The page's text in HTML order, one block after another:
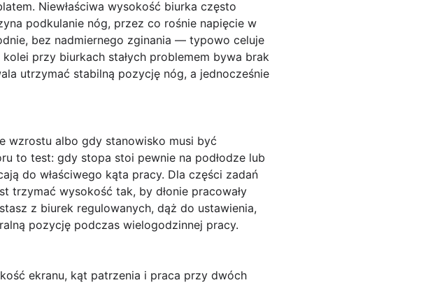
Niewłaściwa wysokość biurka często
podkulanie nóg, przez co rośnie napięcie w
bez nadmiernego zginania — typowo celuje
przy biurkach stałych problemem bywa brak
utrzymać stabilną pozycję nóg, a jednocześnie
wzrostu albo gdy stanowisko musi być
to test: gdy stopa stoi pewnie na podłodze lub
do właściwego kąta pracy. Dla części zadań
trzymać wysokość tak, by dłonie pracowały
z biurek regulowanych, dąż do ustawienia,
pozycję podczas wielogodzinnej pracy.
ekranu, kąt patrzenia i praca przy dwóch